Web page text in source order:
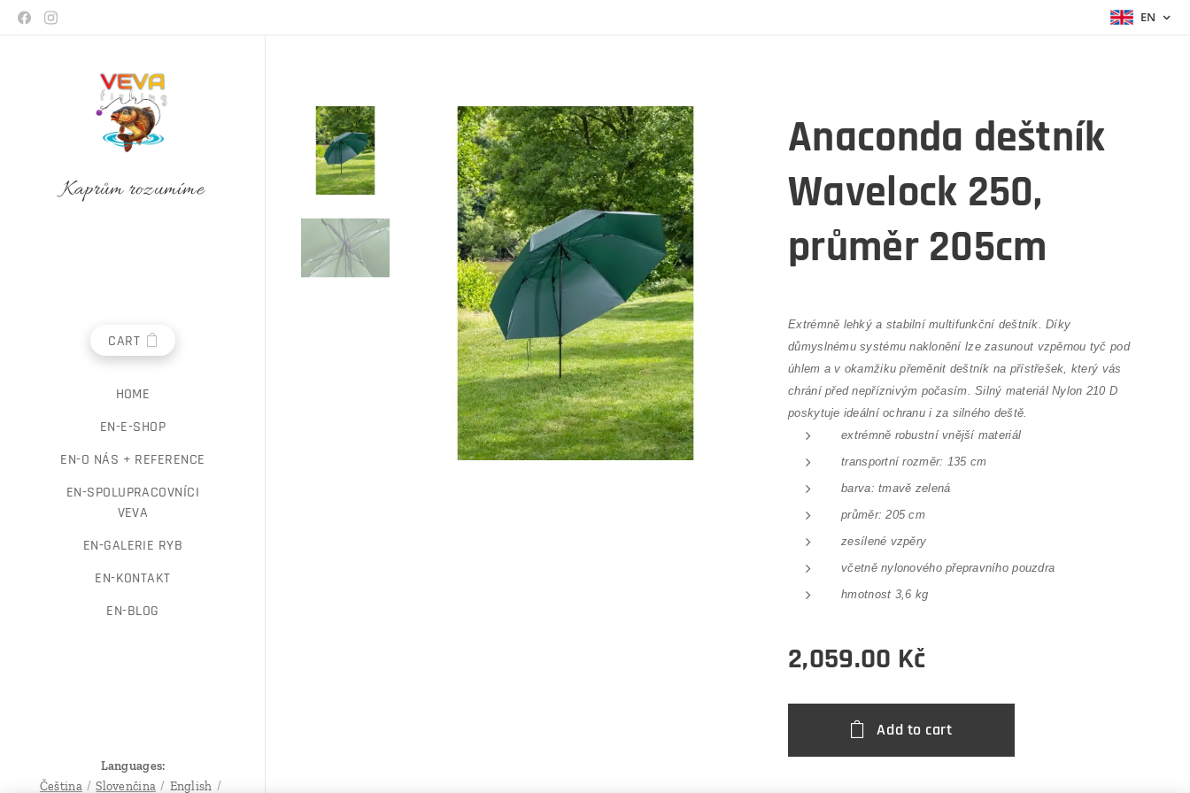
EN
Kaprům rozumíme
CART
HOME
EN-E-SHOP
EN-O NÁS + REFERENCE
EN-SPOLUPRACOVNÍCI
VEVA
EN-GALERIE RYB
EN-KONTAKT
EN-BLOG
Anaconda deštník
Wavelock 250,
průměr 205cm
Extrémně lehký a stabilní multifunkční deštník. Díky
důmyslnému systému naklonění lze zasunout vzpěrnou tyč pod
úhlem a v okamžiku přeměnit deštník na přístřešek, který vás
chrání před nepříznivým počasím. Silný materiál Nylon 210 D
poskytuje ideální ochranu i za silného deště.
extrémně robustní vnější materiál
transportní rozměr: 135 cm
barva: tmavě zelená
průměr: 205 cm
zesílené vzpěry
včetně nylonového přepravního pouzdra
hmotnost 3,6 kg
2,059.00 Kč
Add to cart
Languages
Čeština
Slovenčina English